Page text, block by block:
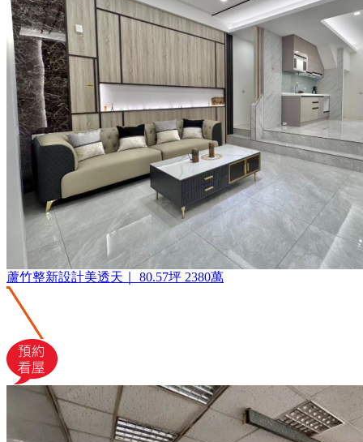
蘆竹整新設計美透天｜ 80.57坪 2380萬